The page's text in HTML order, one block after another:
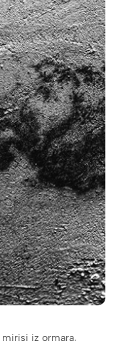
mirisi iz ormara,